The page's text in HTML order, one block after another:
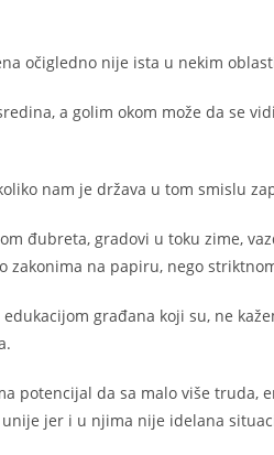
očigledno nije ista u nekim
a golim okom može da se
nam je država u tom smislu
đubreta, gradovi u toku zime,
zakonima na papiru, nego
građana koji su, ne
potencijal da sa malo više truda,
jer i u njima nije idelana